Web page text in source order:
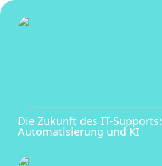
Die Zukunft des IT-Supports:
Automatisierung und KI